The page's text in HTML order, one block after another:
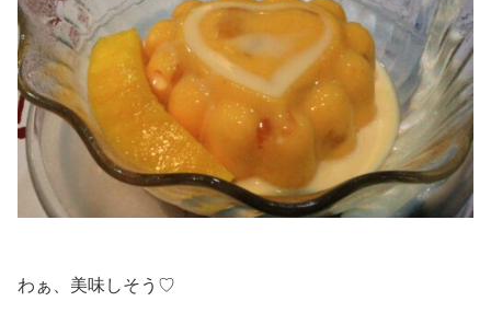
わぁ、美味しそう♡